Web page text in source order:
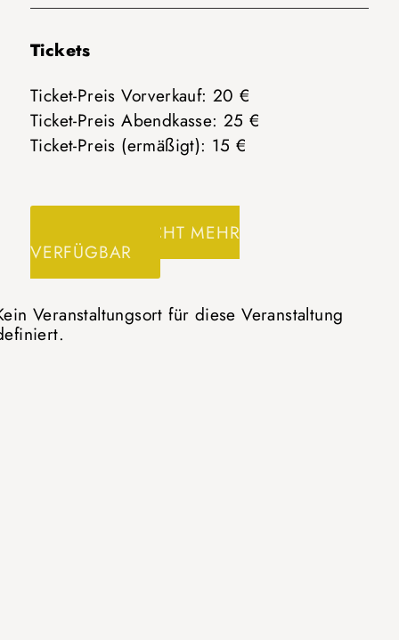
Tickets
Ticket-Preis Vorverkauf: 20 €
Ticket-Preis Abendkasse: 25 €
Ticket-Preis (ermäßigt): 15 €
TICKETS NICHT MEHR
VERFÜGBAR
Veranstaltungsort für diese Veranstaltung